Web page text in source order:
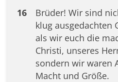
16
Brüder! Wir sind
klug ausgedachten
als wir euch die
Christi, unseres
sondern wir waren
Macht und Größe.